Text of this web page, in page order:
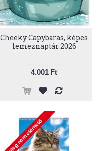
Cheeky Capybaras, képes
lemeznaptár 2026
4.001 Ft